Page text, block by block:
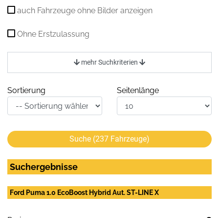
auch Fahrzeuge ohne Bilder anzeigen
Ohne Erstzulassung
mehr Suchkriterien
Sortierung Seitenlänge
Suche (237 Fahrzeuge)
Suchergebnisse
Ford Puma 1.0 EcoBoost Hybrid Aut. ST-LINE X